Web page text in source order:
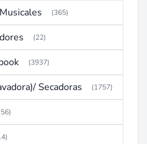
(365)
(22)
(3937)
Secadoras (1757)